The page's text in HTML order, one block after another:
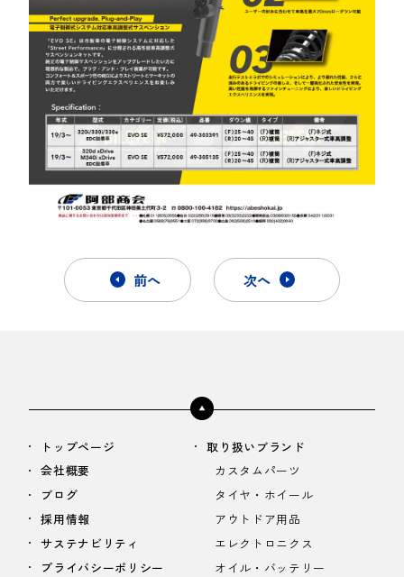
前へ 次へ
トップページ
会社概要
ブログ
採用情報
サステナビリティ
プライバシーポリシー
取り扱いブランド
カスタムパーツ
タイヤ・ホイール
アウトドア用品
エレクトロニクス
オイル・バッテリー